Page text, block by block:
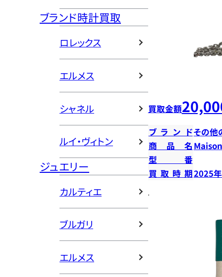
ブランド時計買取
ロレックス
エルメス
シャネル
ルイ・ヴィトン
ジュエリー
カルティエ
ブルガリ
エルメス
買取金額
ブランドその他
商品名
型番
買取時期2025